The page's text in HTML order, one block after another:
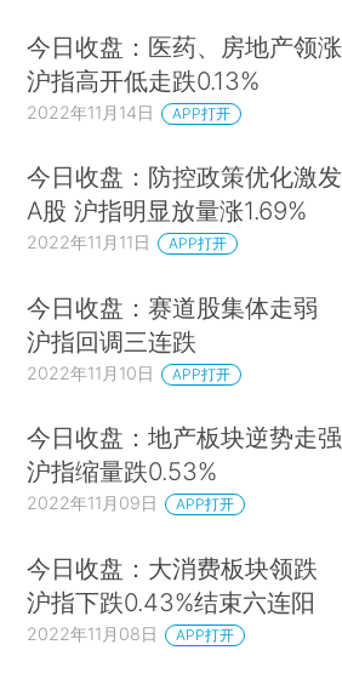
今日收盘：医药、房地产领涨
沪指高开低走跌0.13%
2022年11月14日 APP打开
今日收盘：防控政策优化激发
A股 沪指明显放量涨1.69%
2022年11月11日 APP打开
今日收盘：赛道股集体走弱
沪指回调三连跌
2022年11月10日 APP打开
今日收盘：地产板块逆势走强
沪指缩量跌0.53%
2022年11月09日 APP打开
今日收盘：大消费板块领跌
沪指下跌0.43%结束六连阳
2022年11月08日 APP打开